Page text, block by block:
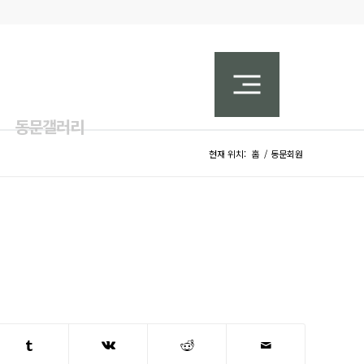
동문갤러리
현재 위치: 홈 / 동문회원